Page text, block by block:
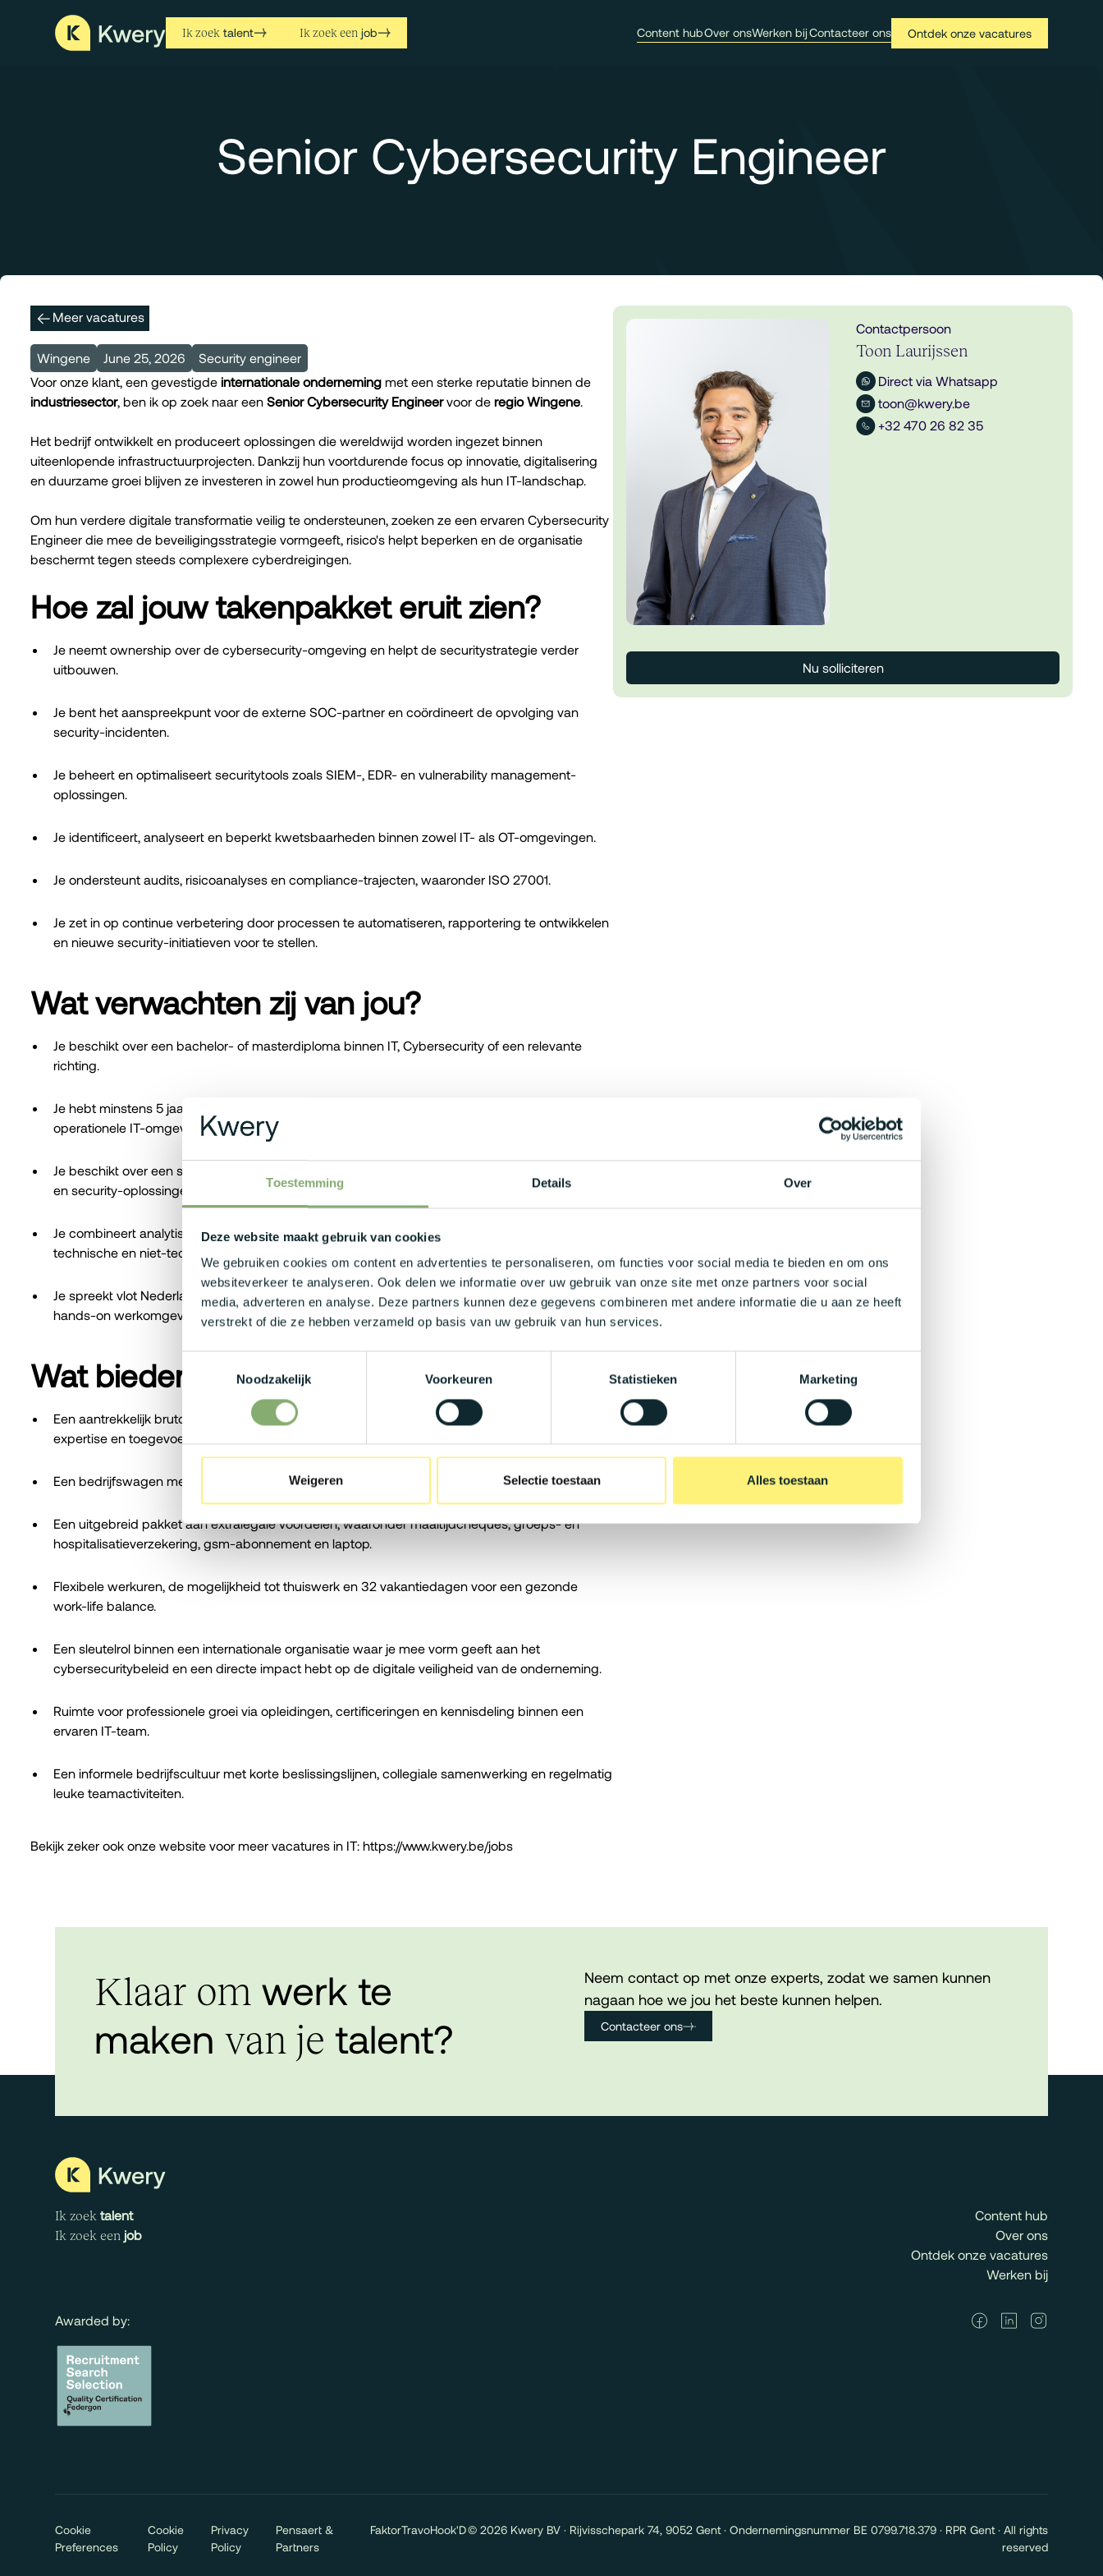
Toestemming Details Over
Deze website maakt gebruik van cookies
We gebruiken cookies om content en advertenties te personaliseren, om functies voor social media te bieden en om ons
websiteverkeer te analyseren. Ook delen we informatie over uw gebruik van onze site met onze partners voor social
media, adverteren en analyse. Deze partners kunnen deze gegevens combineren met andere informatie die u aan ze heeft
verstrekt of die ze hebben verzameld op basis van uw gebruik van hun services.
Noodzakelijk
Voorkeuren Statistieken Marketing
Weigeren Selectie toestaan Alles toestaan
Ik zoek talent Ik zoek een job Content hubOver onsWerken bijContacteer ons Ontdek onze vacatures
Senior Cybersecurity Engineer
Meer vacatures
Wingene June 25, 2026
Security engineer
Voor onze klant, een gevestigde internationale onderneming met een sterke reputatie binnen de
industriesector, ben ik op zoek naar een Senior Cybersecurity Engineervoor de regio Wingene.
Het bedrijf ontwikkelt en produceert oplossingen die wereldwijd worden ingezet binnen
uiteenlopende infrastructuurprojecten. Dankzij hun voortdurende focus op innovatie, digitalisering
en duurzame groei blijven ze investeren in zowel hun productieomgeving als hun IT-landschap.
Om hun verdere digitale transformatie veilig te ondersteunen, zoeken ze een ervaren Cybersecurity
Engineer die mee de beveiligingsstrategie vormgeeft, risico's helpt beperken en de organisatie
beschermt tegen steeds complexere cyberdreigingen.
Hoe zal jouw takenpakket eruit zien?
Je neemt ownership over de cybersecurity-omgeving en helpt de securitystrategie verder
uitbouwen.
Je bent het aanspreekpunt voor de externe SOC-partner en coördineert de opvolging van
security-incidenten.
Je beheert en optimaliseert securitytools zoals SIEM-, EDR- en vulnerability management-
oplossingen.
Je identificeert, analyseert en beperkt kwetsbaarheden binnen zowel IT- als OT-omgevingen.
Je ondersteunt audits, risicoanalyses en compliance-trajecten, waaronder ISO 27001.
Je zet in op continue verbetering door processen te automatiseren, rapportering te ontwikkelen
en nieuwe security-initiatieven voor te stellen.
Wat verwachten zij van jou?
Je beschikt over een bachelor- of masterdiploma binnen IT, Cybersecurity of een relevante
richting.
Je hebt minstens 5 jaar ervaring binnen cybersecurity of IT-security en voelt je thuis in een
operationele IT-omgeving.
Je beschikt over een sterke kennis van IT-infrastructuur, netwerken, servers, cloudomgevingen
en security-oplossingen zoals SIEM en EDR/XDR.
Je combineert analytisch inzicht met een pragmatische aanpak en kan vlot schakelen tussen
technische en niet-technische stakeholders.
Je spreekt vlot Nederlands en Engels, neemt graag initiatief en voelt je goed in een informele,
hands-on werkomgeving.
Wat bieden zij jou?
Een aantrekkelijk bruto maandsalaris tussen €4.500 en €6.500, afhankelijk van jouw ervaring,
expertise en toegevoegde waarde.
Een bedrijfswagen met tankkaart of laadpas, aangevuld met een netto onkostenvergoeding.
Een uitgebreid pakket aan extralegale voordelen, waaronder maaltijdcheques, groeps- en
hospitalisatieverzekering, gsm-abonnement en laptop.
Flexibele werkuren, de mogelijkheid tot thuiswerk en 32 vakantiedagen voor een gezonde
work-life balance.
Een sleutelrol binnen een internationale organisatie waar je mee vorm geeft aan het
cybersecuritybeleid en een directe impact hebt op de digitale veiligheid van de onderneming.
Ruimte voor professionele groei via opleidingen, certificeringen en kennisdeling binnen een
ervaren IT-team.
Een informele bedrijfscultuur met korte beslissingslijnen, collegiale samenwerking en regelmatig
leuke teamactiviteiten.
Bekijk zeker ook onze website voor meer vacatures in IT: https://www.kwery.be/jobs
Contactpersoon
Toon Laurijssen
Direct via Whatsapp
toon@kwery.be
+32 470 26 82 35
Nu solliciteren
Klaar om werk te
makenvan je talent?
Neem contact op met onze experts, zodat we samen kunnen
nagaan hoe we jou het beste kunnen helpen.
Contacteer ons
Ik zoek talent
Ik zoek een job
Content hub
Over ons
Ontdek onze vacatures
Werken bij
Awarded by:
Cookie
Preferences
Cookie
Policy
Privacy
Policy
Pensaert &
Partners
FaktorTravoHook'D© 2026 Kwery BV · Rijvisschepark 74, 9052 Gent · Ondernemingsnummer BE 0799.718.379 · RPR Gent · All rights
reserved